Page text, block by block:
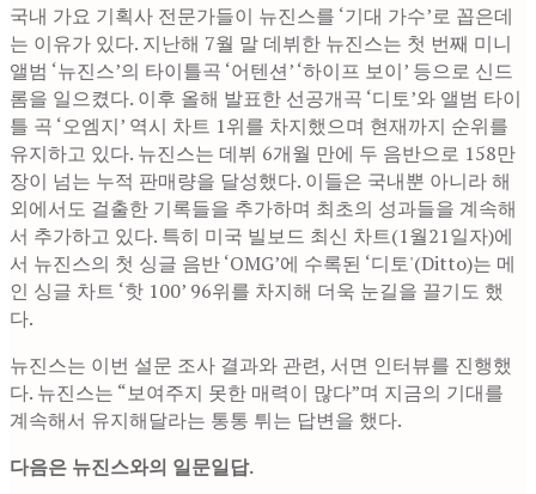
국내 가요 기획사 전문가들이 뉴진스를 ‘기대 가수’로 꼽은데
는 이유가 있다. 지난해 7월 말 데뷔한 뉴진스는 첫 번째 미니
앨범 ‘뉴진스’의 타이틀곡 ‘어텐션’ ‘하이프 보이’ 등으로 신드
롬을 일으켰다. 이후 올해 발표한 선공개곡 ‘디토’와 앨범 타이
틀 곡 ‘오엠지’ 역시 차트 1위를 차지했으며 현재까지 순위를
유지하고 있다. 뉴진스는 데뷔 6개월 만에 두 음반으로 158만
장이 넘는 누적 판매량을 달성했다. 이들은 국내뿐 아니라 해
외에서도 걸출한 기록들을 추가하며 최초의 성과들을 계속해
서 추가하고 있다. 특히 미국 빌보드 최신 차트(1월21일자)에
서 뉴진스의 첫 싱글 음반 ‘OMG’에 수록된 ‘디토'(Ditto)는 메
인 싱글 차트 ‘핫 100’ 96위를 차지해 더욱 눈길을 끌기도 했
다.
뉴진스는 이번 설문 조사 결과와 관련, 서면 인터뷰를 진행했
다. 뉴진스는 “보여주지 못한 매력이 많다”며 지금의 기대를
계속해서 유지해달라는 통통 튀는 답변을 했다.
다음은 뉴진스와의 일문일답.